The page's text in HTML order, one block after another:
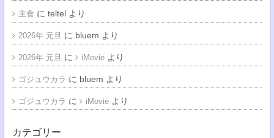
主食 に teltelより
2026年 元旦 に bluem より
2026年 元旦 に iMovieより
ゴジュウカラ に bluem より
ゴジュウカラ に iMovieより
カテゴリー